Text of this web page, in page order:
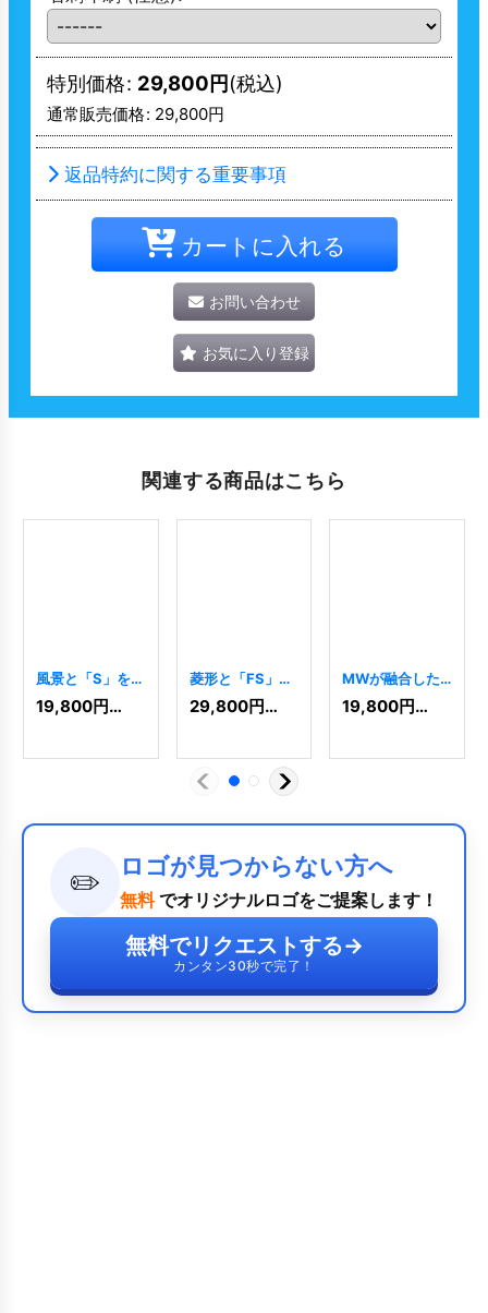
特別価格: 29,800円(税込)
通常販売価格: 29,800円
返品特約に関する重要事項
カートに入れる
お問い合わせ
お気に入り登録
関連する商品はこちら
風景と「S」を組
み合わせた菱形
ロゴ[ 8390]
19,800円(税込)
菱形と「FS」ロ
ゴ[ 8190]
29,800円(税込)
MWが融合した
菱形ロゴ
[10465]
19,800円(税込)
✏️ ロゴが見つからない方へ
無料 でオリジナルロゴをご提案します！
無料でリクエストする→
カンタン30秒で完了！